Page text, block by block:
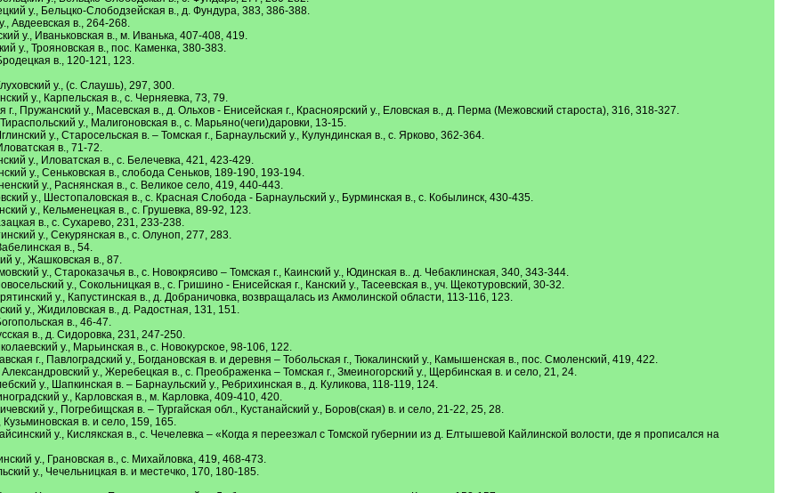
у., Бельцко-Слободзейская в., д. Фундура, 383, 386-388.
Авдеевская в., 264-268.
у., Иваньковская в., м. Иванька, 407-408, 419.
у., Трояновская в., пос. Каменка, 380-383.
в., 120-121, 123.
у., (с. Слаушь), 297, 300.
у., Карпельская в., с. Черняевка, 73, 79.
Пружанский у., Масевская в., д. Ольхов - Енисейская г., Красноярский у., Еловская в., д. Перма (Межовский староста), 316, 318-327.
у., Малигоновская в., с. Марьяно(чеги)даровки, 13-15.
у., Старосельская в. – Томская г., Барнаульский у., Кулундинская в., с. Ярково, 362-364.
в., 71-72.
у., Иловатская в., с. Белечевка, 421, 423-429.
у., Сеньковская в., слобода Сеньков, 189-190, 193-194.
у., Раснянская в., с. Великое село, 419, 440-443.
у., Шестопаловская в., с. Красная Слобода - Барнаульский у., Бурминская в., с. Кобылинск, 430-435.
у., Кельменецкая в., с. Грушевка, 89-92, 123.
в., с. Сухарево, 231, 233-238.
у., Секурянская в., с. Олуноп, 277, 283.
в., 54.
у., Жашковская в., 87.
у., Староказачья в., с. Новокрясиво – Томская г., Каинский у., Юдинская в.. д. Чебаклинская, 340, 343-344.
у., Сокольницкая в., с. Гришино - Енисейская г., Канский у., Тасеевская в., уч. Щекотуровский, 30-32.
у., Капустинская в., д. Добраничовка, возвращалась из Акмолинской области, 113-116, 123.
у., Жидиловская в., д. Радостная, 131, 151.
в., 46-47.
в., д. Сидоровка, 231, 247-250.
у., Марьинская в., с. Новокурское, 98-106, 122.
г., Павлоградский у., Богдановская в. и деревня – Тобольская г., Тюкалинский у., Камышенская в., пос. Смоленский, 419, 422.
у., Жеребецкая в., с. Преображенка – Томская г., Змеиногорский у., Щербинская в. и село, 21, 24.
у., Шапкинская в. – Барнаульский у., Ребрихинская в., д. Куликова, 118-119, 124.
у., Карловская в., м. Карловка, 409-410, 420.
у., Погребищская в. – Тургайская обл., Кустанайский у., Боров(ская) в. и село, 21-22, 25, 28.
в. и село, 159, 165.
у., Кислякская в., с. Чечелевка – «Когда я переезжал с Томской губернии из д. Елтышевой Кайлинской волости, где я прописался на
у., Грановская в., с. Михайловка, 419, 468-473.
у., Чечельницкая в. и местечко, 170, 180-185.